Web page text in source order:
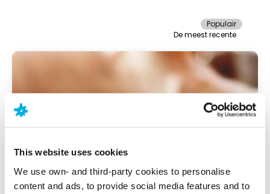
This website uses cookies
We use own- and third-party cookies to personalise
content and ads, to provide social media features and to